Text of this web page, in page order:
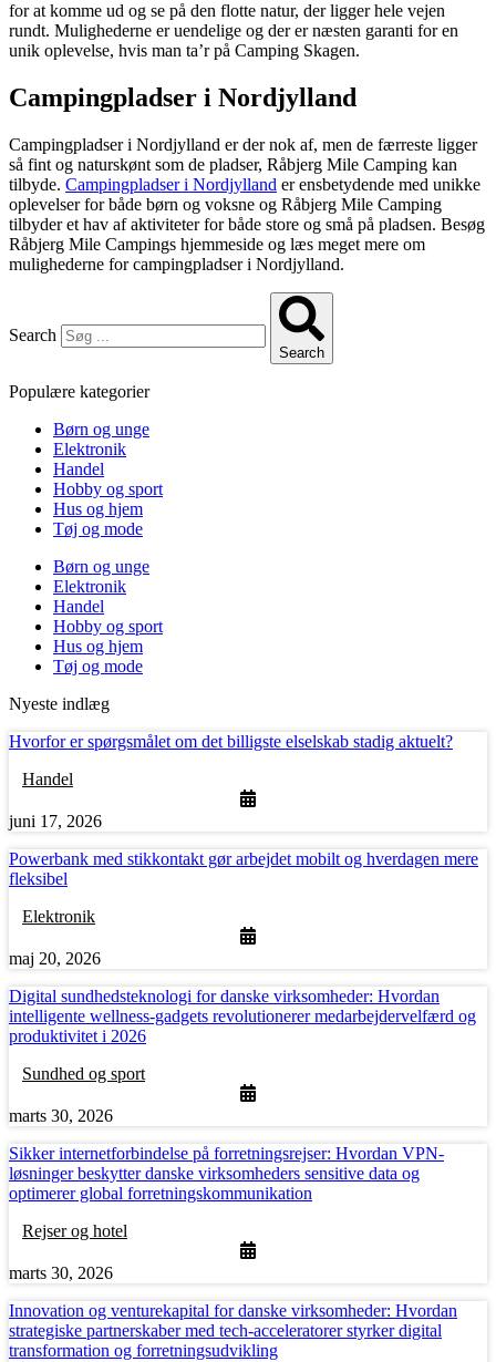
for at komme ud og se på den flotte natur, der ligger hele vejen
rundt. Mulighederne er uendelige og der er næsten garanti for en
unik oplevelse, hvis man ta’r på Camping Skagen.
Campingpladser i Nordjylland
Campingpladser i Nordjylland er der nok af, men de færreste ligger
så fint og naturskønt som de pladser, Råbjerg Mile Camping kan
tilbyde. Campingpladser i Nordjylland er ensbetydende med unikke
oplevelser for både børn og voksne og Råbjerg Mile Camping
tilbyder et hav af aktiviteter for både store og små på pladsen. Besøg
Råbjerg Mile Campings hjemmeside og læs meget mere om
mulighederne for campingpladser i Nordjylland.
Search
Search
Populære kategorier
Børn og unge
Elektronik
Handel
Hobby og sport
Hus og hjem
Tøj og mode
Børn og unge
Elektronik
Handel
Hobby og sport
Hus og hjem
Tøj og mode
Nyeste indlæg
Hvorfor er spørgsmålet om det billigste elselskab stadig aktuelt?
Handel
juni 17, 2026
Powerbank med stikkontakt gør arbejdet mobilt og hverdagen mere
fleksibel
Elektronik
maj 20, 2026
Digital sundhedsteknologi for danske virksomheder: Hvordan
intelligente wellness-gadgets revolutionerer medarbejdervelfærd og
produktivitet i 2026
Sundhed og sport
marts 30, 2026
Sikker internetforbindelse på forretningsrejser: Hvordan VPN-
løsninger beskytter danske virksomheders sensitive data og
optimerer global forretningskommunikation
Rejser og hotel
marts 30, 2026
Innovation og venturekapital for danske virksomheder: Hvordan
strategiske partnerskaber med tech-acceleratorer styrker digital
transformation og forretningsudvikling